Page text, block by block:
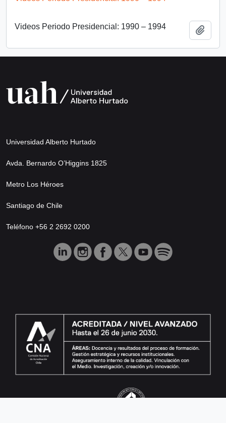
Videos Periodo Presidencial: 1990 – 1994
Universidad Alberto Hurtado
Avda. Bernardo O’Higgins 1825
Metro Los Héroes
Santiago de Chile
Teléfono +56 2 2692 0200